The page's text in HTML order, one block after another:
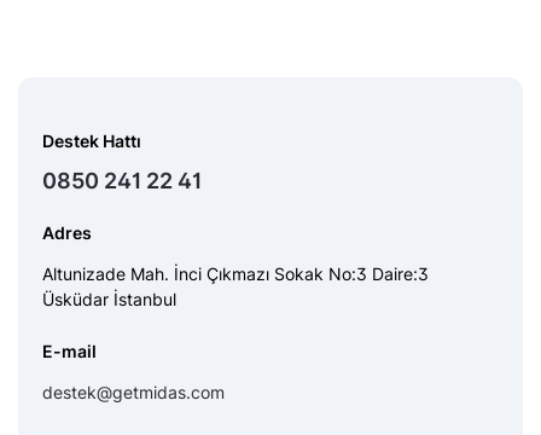
Destek Hattı
0850 241 22 41
Adres
Altunizade Mah. İnci Çıkmazı Sokak No:3 Daire:3
Üsküdar İstanbul
E-mail
destek@getmidas.com